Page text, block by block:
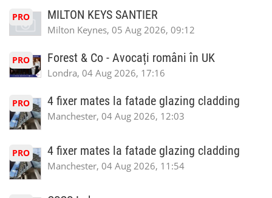
PRO MILTON KEYS SANTIER
Milton Keynes, 05 Aug 2026, 09:12
PRO Forest & Co - Avocați români în UK
Londra, 04 Aug 2026, 17:16
PRO 4 fixer mates la fatade glazing cladding
Manchester, 04 Aug 2026, 12:03
PRO 4 fixer mates la fatade glazing cladding
Manchester, 04 Aug 2026, 11:54